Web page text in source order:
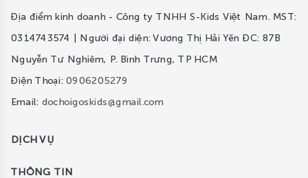
Địa điểm kinh doanh - Công ty TNHH S-Kids Việt Nam. MST:
0314743574 | Người đại diện: Vương Thị Hải Yến ĐC: 87B
Nguyễn Tư Nghiêm, P. Bình Trưng, TP HCM
Điện Thoại: 0906205279
Email: dochoigoskids@gmail.com
DỊCH VỤ
THÔNG TIN